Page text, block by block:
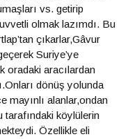
vs. getirip
olmak lazımdı. Bu
çıkarlar,Gâvur
Suriye’ye
oradaki aracılardan
dönüş yolunda
mayınlı alanlar,ondan
tarafındaki köylülerin
Özellikle eli